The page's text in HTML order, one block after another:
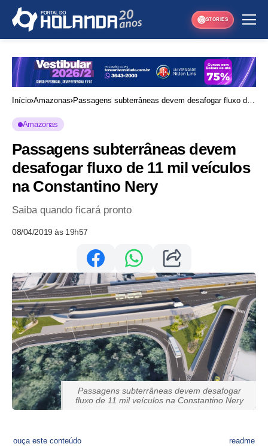
STORIES
Início Amazonas Passagens subterrâneas devem desafogar fluxo de
Amazonas
Passagens subterrâneas devem
desafogar fluxo de 11 mil veículos
na Constantino Nery
Saiba quando ficará pronto
08/04/2019 às 19h57
Passagens subterrâneas devem desafogar
fluxo de 11 mil veículos na Constantino Nery
ouça este conteúdo readme